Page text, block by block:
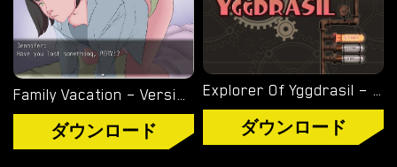
カテゴリー
3D
BDSM
ダウンロード
Explorer Of Yggdrasil – Version 1.01 (Full Game) [Black Train / Kagura Games]
ダウンロード